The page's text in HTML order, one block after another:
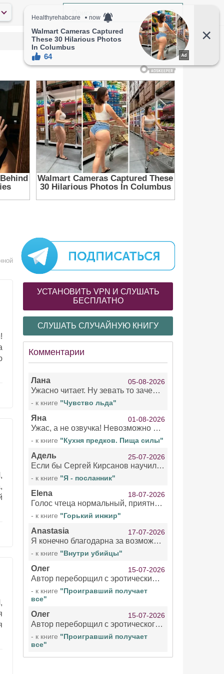
УСТАНОВИТЬ VPN И СЛУШАТЬ
БЕСПЛАТНО
СЛУШАТЬ СЛУЧАЙНУЮ КНИГУ
Комментарии
Лана 05-08-2026
Ужасно читает. Ну зевать то зачем. Уже не говорю, что ударения ставит, как хочет.
- к книге "Чувство льда"
Яна 01-08-2026
Ужас, а не озвучка! Невозможно вникать в смысл текста из за кривляний чтеца
- к книге "Кухня предков. Пища силы"
Адель 25-07-2026
Если бы Сергей Кирсанов научился не сглатывать каждые 1-2 минуты слюну, так что слышно в микрофоне и, что вызывает отвращение, то мелжно было бы слушать.
- к книге "Я - посланник"
Elena 18-07-2026
Голос чтеца нормальный, приятный тембр. Мне очень понравилось озвучивание рассказа. Очень странный отзыв Надежды. Может у неё что-то с нервами?
- к книге "Горький инжир"
Anastasia 17-07-2026
Я конечно благодарна за возможность бесплатно слушать книги даже новинки , но чтение этой книги просто ужасно
- к книге "Внутри убийцы"
Олег 15-07-2026
Автор переборщил с эротическими сценами. Похоже, с этим у него проблемы.
- к книге "Проигравший получает
все"
Олег 15-07-2026
Автор переборщил с эротического сценами. Похоже, с этим у него проблемы.
- к книге "Проигравший получает
все"